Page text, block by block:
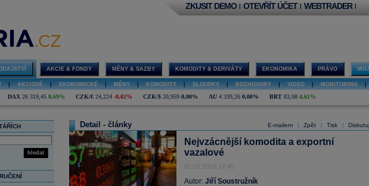
ZKUSIT DEMO | OTEVŘÍT ÚČET | WEBTRADER |
AKCIE & FONDY MĚNY & SAZBY KOMODITY & DERIVÁTY EKONOMIKA PRÁVO
AKCIOVÉ EKONOMICKÉ MĚNY KOMODITY SLOUPKY ROZHOVORY VIDEO MONITORING
DAX 26 319,45 0,69% CZK/€ 24,224 -0,02% CZK/$ 20,959 0,00% AU 4 339,26 0,00% BRT 83,08 4,61%
hledat
E-mailem Zpět Tisk Diskutuj
Detail - články
Nejvzácnější komodita a exportní
vazalové
01.02.2016 17:45
Autor: Jiří Soustružník